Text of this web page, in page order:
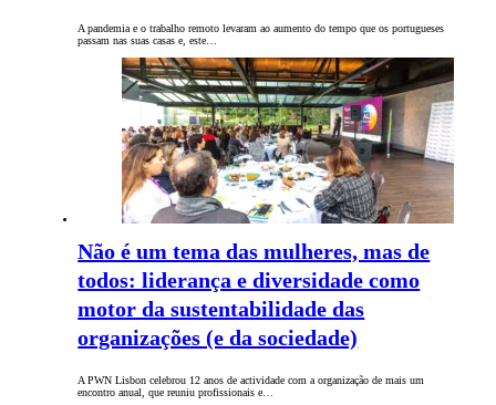
A pandemia e o trabalho remoto levaram ao aumento do tempo que os portugueses
passam nas suas casas e, este…
Não é um tema das mulheres, mas de
todos: liderança e diversidade como
motor da sustentabilidade das
organizações (e da sociedade)
A PWN Lisbon celebrou 12 anos de actividade com a organização de mais um
encontro anual, que reuniu profissionais e…